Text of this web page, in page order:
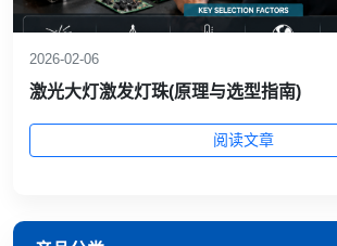
2026-02-06
激光大灯激发灯珠(原理与选型指南)
阅读文章